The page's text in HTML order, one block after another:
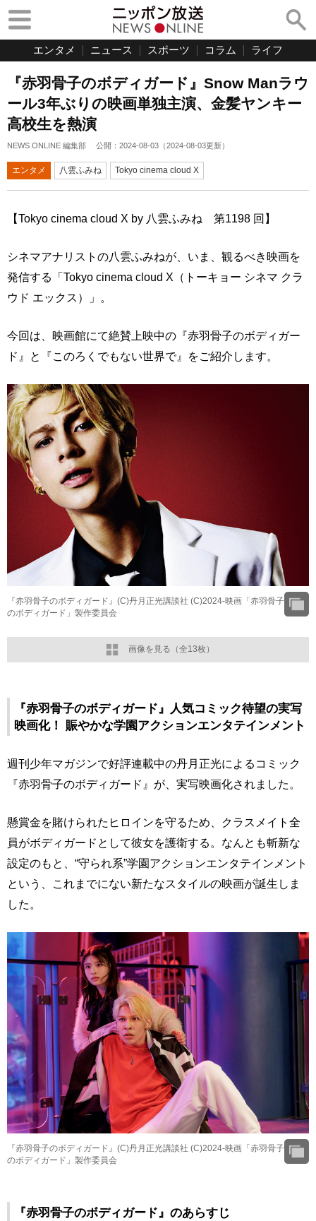
エンタメ ニュース スポーツ コラム ライフ
『赤羽骨子のボディガード』Snow Manラウ
ール3年ぶりの映画単独主演、金髪ヤンキー
高校生を熱演
NEWS ONLINE 編集部 公開： 2024-08-03 （2024-08-03更新）
エンタメ 八雲ふみね Tokyo cinema cloud X
【Tokyo cinema cloud X by 八雲ふみね 第1198 回】
シネマアナリストの八雲ふみねが、いま、観るべき映画を
発信する「Tokyo cinema cloud X（トーキョー シネマ クラ
ウド エックス）」。
今回は、映画館にて絶賛上映中の『赤羽骨子のボディガー
ド』と『このろくでもない世界で』をご紹介します。
画像を見る（全13枚）
『赤羽骨子のボディガード』(C)丹月正光講談社 (C)2024-映画「赤羽骨子
のボディガード」製作委員会
『赤羽骨子のボディガード』人気コミック待望の実写
映画化！ 賑やかな学園アクションエンタテインメント
週刊少年マガジンで好評連載中の丹月正光によるコミック
『赤羽骨子のボディガード』が、実写映画化されました。
懸賞金を賭けられたヒロインを守るため、クラスメイト全
員がボディガードとして彼女を護衛する。なんとも斬新な
設定のもと、“守られ系”学園アクションエンタテインメント
という、これまでにない新たなスタイルの映画が誕生しま
した。
『赤羽骨子のボディガード』(C)丹月正光講談社 (C)2024-映画「赤羽骨子
のボディガード」製作委員会
『赤羽骨子のボディガード』のあらすじ